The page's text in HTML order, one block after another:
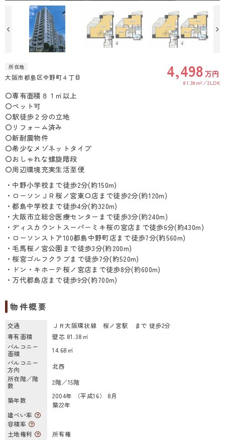
所在地
大阪市都島区中野町４丁目 4,498万円
81.38m² 2LDK
〇専有面積８１㎡以上
〇ペット可
〇駅徒歩２分の立地
〇リフォーム済み
〇新耐震物件
〇希少なメゾネットタイプ
〇おしゃれな螺旋階段
〇周辺環境充実生活至便
・中野小学校まで徒歩2分(約150m)
・ローソンＪＲ桜ノ宮東口店まで徒歩2分(約120m)
・都島中学校まで徒歩4分(約320m)
・大阪市立総合医療センターまで徒歩3分(約240m)
・ディスカウントスーパーミキ桜の宮店まで徒歩6分(約430m)
・ローソンストア100都島中野町店まで徒歩7分(約560m)
・毛馬桜ノ宮公園まで徒歩3分(約200m)
・桜宮ゴルフクラブまで徒歩7分(約520m)
・ドン・キホーテ桜ノ宮店まで徒歩8分(約600m)
・万代都島店まで徒歩9分(約700m)
物件概要
交通
ＪＲ大阪環状線 桜ノ宮駅 まで 徒歩2分
専有面積
壁芯 81.38㎡
バルコニー
面積
14.68㎡
バルコニー
方向
北西
所在階／階
数
2階／15階
築年数
2004年 （平成16） 8月
築22年
建ぺい率
容積率
土地権利
所有権